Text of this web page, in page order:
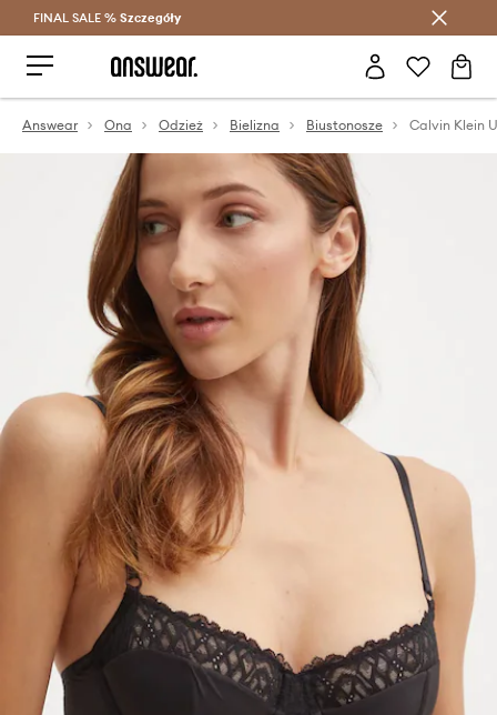
Oszczędzaj z Answear Club >
FINAL SALE % Szczegóły
Answear Ona Odzież Bielizna Biustonosze Calvin Klein